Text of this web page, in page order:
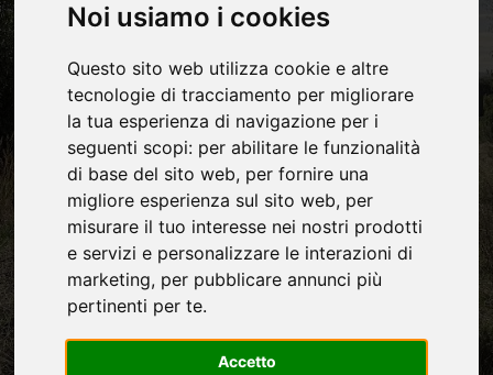
Noi usiamo i cookies
Questo sito web utilizza cookie e altre
tecnologie di tracciamento per migliorare
la tua esperienza di navigazione per i
seguenti scopi: per abilitare le funzionalità
di base del sito web, per fornire una
migliore esperienza sul sito web, per
misurare il tuo interesse nei nostri prodotti
e servizi e personalizzare le interazioni di
marketing, per pubblicare annunci più
pertinenti per te.
Accetto